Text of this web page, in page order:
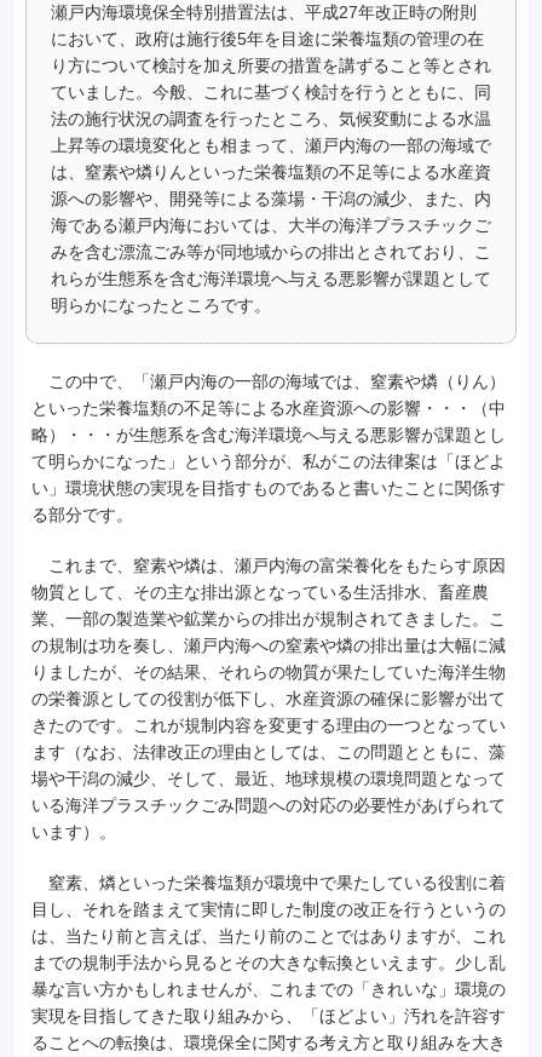
瀬戸内海環境保全特別措置法は、平成27年改正時の附則
において、政府は施行後5年を目途に栄養塩類の管理の在
り方について検討を加え所要の措置を講ずること等とされ
ていました。今般、これに基づく検討を行うとともに、同
法の施行状況の調査を行ったところ、気候変動による水温
上昇等の環境変化とも相まって、瀬戸内海の一部の海域で
は、窒素や燐りんといった栄養塩類の不足等による水産資
源への影響や、開発等による藻場・干潟の減少、また、内
海である瀬戸内海においては、大半の海洋プラスチックご
みを含む漂流ごみ等が同地域からの排出とされており、こ
れらが生態系を含む海洋環境へ与える悪影響が課題として
明らかになったところです。
この中で、「瀬戸内海の一部の海域では、窒素や燐（りん）
といった栄養塩類の不足等による水産資源への影響・・・（中
略）・・・が生態系を含む海洋環境へ与える悪影響が課題とし
て明らかになった」という部分が、私がこの法律案は「ほどよ
い」環境状態の実現を目指すものであると書いたことに関係す
る部分です。
これまで、窒素や燐は、瀬戸内海の富栄養化をもたらす原因
物質として、その主な排出源となっている生活排水、畜産農
業、一部の製造業や鉱業からの排出が規制されてきました。こ
の規制は功を奏し、瀬戸内海への窒素や燐の排出量は大幅に減
りましたが、その結果、それらの物質が果たしていた海洋生物
の栄養源としての役割が低下し、水産資源の確保に影響が出て
きたのです。これが規制内容を変更する理由の一つとなってい
ます（なお、法律改正の理由としては、この問題とともに、藻
場や干潟の減少、そして、最近、地球規模の環境問題となって
いる海洋プラスチックごみ問題への対応の必要性があげられて
います）。
窒素、燐といった栄養塩類が環境中で果たしている役割に着
目し、それを踏まえて実情に即した制度の改正を行うというの
は、当たり前と言えば、当たり前のことではありますが、これ
までの規制手法から見るとその大きな転換といえます。少し乱
暴な言い方かもしれませんが、これまでの「きれいな」環境の
実現を目指してきた取り組みから、「ほどよい」汚れを許容す
ることへの転換は、環境保全に関する考え方と取り組みを大き